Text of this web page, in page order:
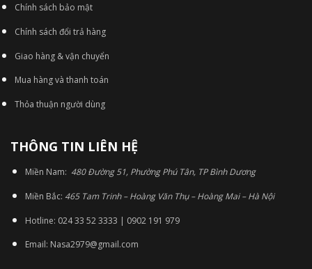
Chính sách bảo mật
Chính sách đổi trả hàng
Giao hàng & vận chuyển
Mua hàng và thanh toán
Thỏa thuận người dùng
THÔNG TIN LIÊN HỆ
Miền Nam: 480 Đường 51, Phường Phú Tân, TP Bình Dương
Miền Bắc: 465 Tam Trinh – Hoàng Văn Thụ – Hoàng Mai – Hà Nội
Hotline: 024 33 52 3333 | 0902 191 979
Email: Nasa2979@gmail.com